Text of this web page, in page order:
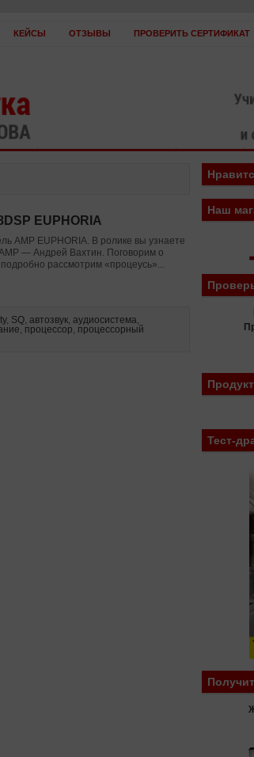
КЕЙСЫ ОТЗЫВЫ ПРОВЕРИТЬ СЕРТИФИКАТ
EUPHORIA
AMP EUPHORIA. В ролике вы узнаете
— Андрей Вахтин. Поговорим о
рассмотрим «процеусь»...
, SQ, автозвук, аудиосистема,
, процессор, процессорный
Наш
Тест-